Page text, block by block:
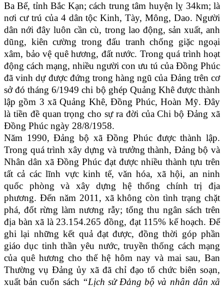
Ba Bể, tỉnh Bắc Kạn; cách trung tâm huyện lỵ 34km; là
nơi cư trú của 4 dân tộc Kinh, Tày, Mông, Dao. Người
dân nới đây luôn cần cù, trong lao động, sản xuất, anh
dũng, kiên cường trong đấu tranh chống giặc ngoại
xâm, bảo vệ quê hương, đất nước. Trong quá trình hoạt
động cách mạng, nhiều người con ưu tú của Đồng Phúc
đã vinh dự được đứng trong hàng ngũ của Đảng trên cơ
sở đó tháng 6/1949 chi bộ ghép Quảng Khê được thành
lập gồm 3 xã Quảng Khê, Đồng Phúc, Hoàn Mỹ. Đây
là tiền đề quan trọng cho sự ra đời của Chi bộ Đảng xã
Đồng Phúc ngày 28/8/1958.
Năm 1990, Đảng bộ xã Đồng Phúc được thành lập.
Trong quá trình xây dựng và trưởng thành, Đảng bộ và
Nhân dân xã Đồng Phúc đạt được nhiều thành tựu trên
tất cả các lĩnh vực kinh tế, văn hóa, xã hội, an ninh
quốc phòng và xây dựng hệ thống chính trị địa
phương. Đến năm 2011, xã không còn tình trạng chặt
phá, đốt rừng làm nương rẫy; tổng thu ngân sách trên
địa bàn xã là 23.154.265 đồng, đạt 115% kế hoạch. Để
ghi lại những kết quả đạt được, đồng thời góp phần
giáo dục tinh thần yêu nước, truyền thống cách mạng
của quê hương cho thế hệ hôm nay và mai sau, Ban
Thường vụ Đảng ủy xã đã chỉ đạo tổ chức biên soạn,
xuất bản cuốn sách “Lịch sử Đảng bộ và nhân dân xã